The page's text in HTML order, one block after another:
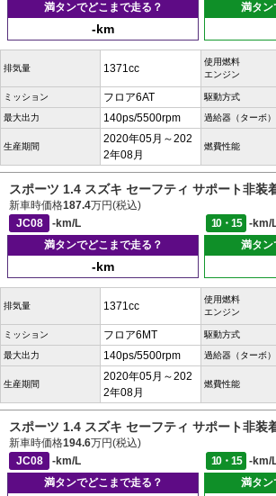
満タンでどこまで走る？
-km
満タン
排気量 1371cc
使用燃料
エンジン
ミッション フロア6AT 駆動方式
最大出力 140ps/5500rpm 過給器（ターボ）
生産期間
2020年05月～202
2年08月
燃費性能
スポーツ 1.4 スズキ セーフティ サポート非装
新車時価格187.4万円(税込)
JC08
-km/L 10・15
-km/
満タンでどこまで走る？
-km
満タン
排気量 1371cc
使用燃料
エンジン
ミッション フロア6MT 駆動方式
最大出力 140ps/5500rpm 過給器（ターボ）
生産期間
2020年05月～202
2年08月
燃費性能
スポーツ 1.4 スズキ セーフティ サポート非装
新車時価格194.6万円(税込)
JC08
-km/L 10・15
-km/
満タンでどこまで走る？
満タン